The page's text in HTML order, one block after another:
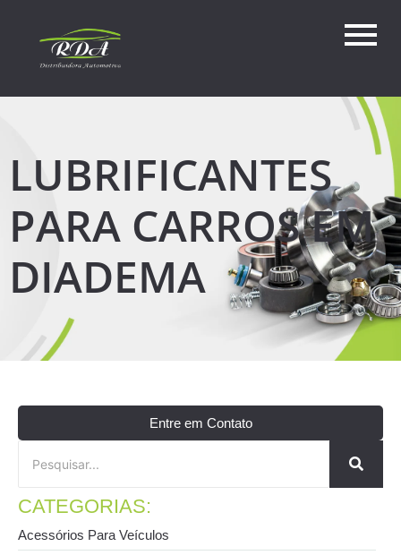
LUBRIFICANTES
PARA CARROS EM
DIADEMA
Entre em Contato
CATEGORIAS:
Acessórios Para Veículos